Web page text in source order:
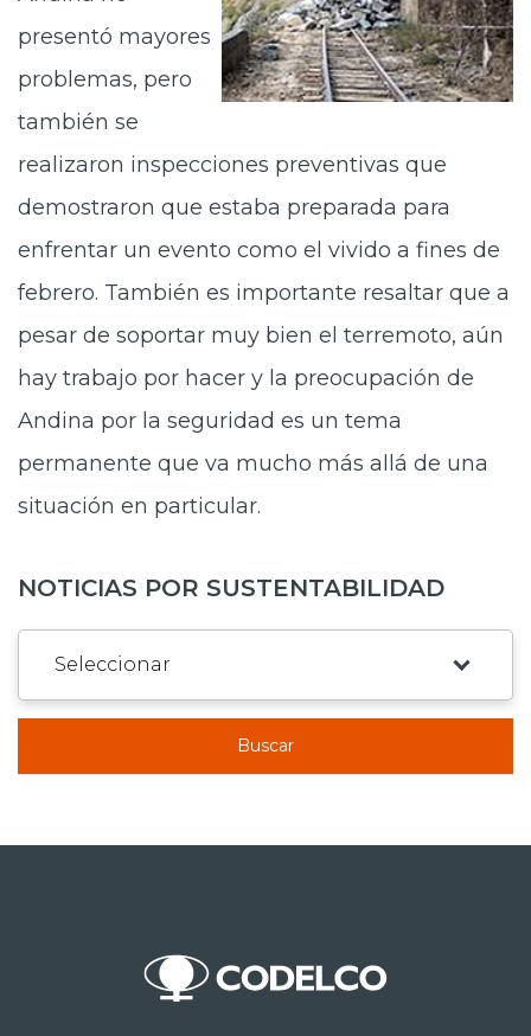
presentó mayores
problemas, pero
también se
realizaron inspecciones preventivas que
demostraron que estaba preparada para
enfrentar un evento como el vivido a fines de
febrero. También es importante resaltar que a
pesar de soportar muy bien el terremoto, aún
hay trabajo por hacer y la preocupación de
Andina por la seguridad es un tema
permanente que va mucho más allá de una
situación en particular.
NOTICIAS POR SUSTENTABILIDAD
Buscar